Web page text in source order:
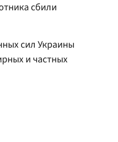
сбили
сил Украины
и частных